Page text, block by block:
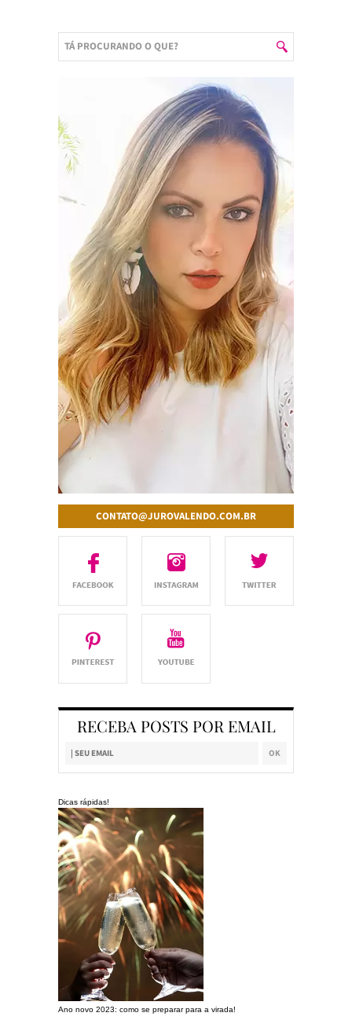
CONTATO@JUROVALENDO.COM.BR
RECEBA POSTS POR EMAIL
Dicas rápidas!
Ano novo 2023: como se preparar para a virada!